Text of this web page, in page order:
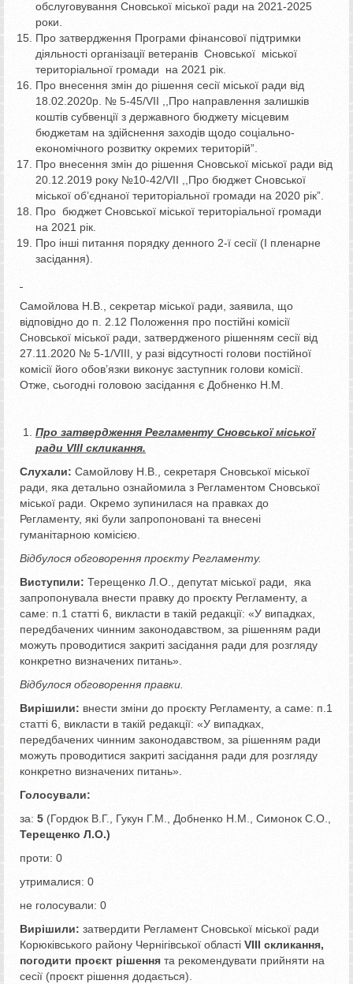
обслуговування Сновської міської ради на 2021-2025
роки.
Про затвердження Програми фінансової підтримки
діяльності організації ветеранів Сновської міської
територіальної громади на 2021 рік.
Про внесення змін до рішення сесії міської ради від
18.02.2020р. № 5-45/VII ,,Про направлення залишків
коштів субвенції з державного бюджету місцевим
бюджетам на здійснення заходів щодо соціально-
економічного розвитку окремих територій”.
Про внесення змін до рішення Сновської міської ради від
20.12.2019 року №10-42/VII ,,Про бюджет Сновської
міської об’єднаної територіальної громади на 2020 рік”.
Про бюджет Сновської міської територіальної громади
на 2021 рік.
Про інші питання порядку денного 2-ї сесії (І пленарне
засідання).
Самойлова Н.В., секретар міської ради, заявила, що
відповідно до п. 2.12 Положення про постійні комісії
Сновської міської ради, затвердженого рішенням сесії від
27.11.2020 № 5-1/VІІІ, у разі відсутності голови постійної
комісії його обов’язки виконує заступник голови комісії.
Отже, сьогодні головою засідання є Добненко Н.М.
Про затвердження Регламенту Сновської міської
ради VIІІ скликання.
Слухали: Самойлову Н.В., секретаря Сновської міської
ради, яка детально ознайомила з Регламентом Сновської
міської ради. Окремо зупинилася на правках до
Регламенту, які були запропоновані та внесені
гуманітарною комісією.
Відбулося обговорення проєкту Регламенту.
Виступили: Терещенко Л.О., депутат міської ради, яка
запропонувала внести правку до проєкту Регламенту, а
саме: п.1 статті 6, викласти в такій редакції: «У випадках,
передбачених чинним законодавством, за рішенням ради
можуть проводитися закриті засідання ради для розгляду
конкретно визначених питань».
Відбулося обговорення правки.
Вирішили: внести зміни до проєкту Регламенту, а саме: п.1
статті 6, викласти в такій редакції: «У випадках,
передбачених чинним законодавством, за рішенням ради
можуть проводитися закриті засідання ради для розгляду
конкретно визначених питань».
Голосували:
за: 5 (Гордюк В.Г., Гукун Г.М., Добненко Н.М., Симонок С.О.,
Терещенко Л.О.)
проти: 0
утрималися: 0
не голосували: 0
Вирішили: затвердити Регламент Сновської міської ради
Корюківського району Чернігівської області VIІІ скликання,
погодити проєкт рішення та рекомендувати прийняти на
сесії (проєкт рішення додається).